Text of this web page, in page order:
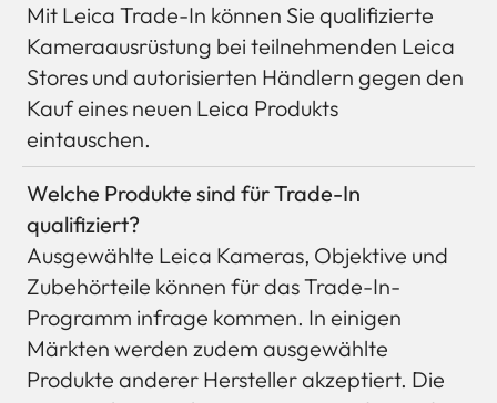
Mit Leica Trade-In können Sie qualifizierte
Kameraausrüstung bei teilnehmenden Leica
Stores und autorisierten Händlern gegen den
Kauf eines neuen Leica Produkts
eintauschen.
Welche Produkte sind für Trade-In
qualifiziert?
Ausgewählte Leica Kameras, Objektive und
Zubehörteile können für das Trade-In-
Programm infrage kommen. In einigen
Märkten werden zudem ausgewählte
Produkte anderer Hersteller akzeptiert. Die